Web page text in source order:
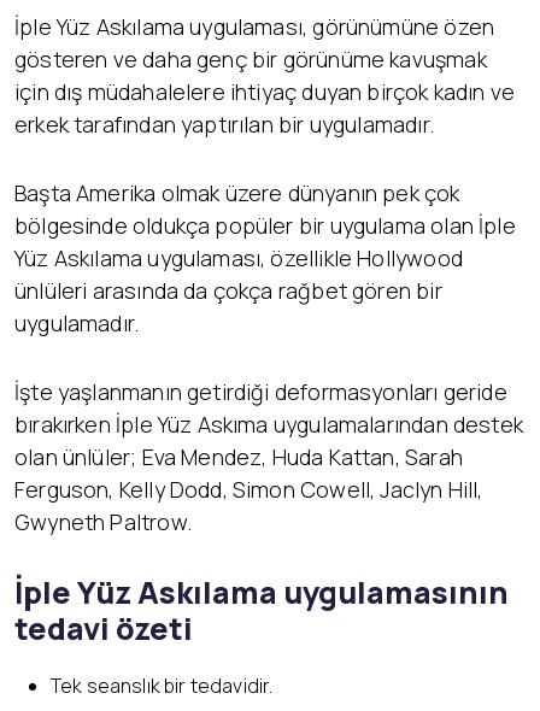
İple Yüz Askılama uygulaması, görünümüne özen
gösteren ve daha genç bir görünüme kavuşmak
için dış müdahalelere ihtiyaç duyan birçok kadın ve
erkek tarafından yaptırılan bir uygulamadır.
Başta Amerika olmak üzere dünyanın pek çok
bölgesinde oldukça popüler bir uygulama olan İple
Yüz Askılama uygulaması, özellikle Hollywood
ünlüleri arasında da çokça rağbet gören bir
uygulamadır.
İşte yaşlanmanın getirdiği deformasyonları geride
bırakırken İple Yüz Askıma uygulamalarından destek
olan ünlüler; Eva Mendez, Huda Kattan, Sarah
Ferguson, Kelly Dodd, Simon Cowell, Jaclyn Hill,
Gwyneth Paltrow.
İple Yüz Askılama uygulamasının
tedavi özeti
Tek seanslık bir tedavidir.